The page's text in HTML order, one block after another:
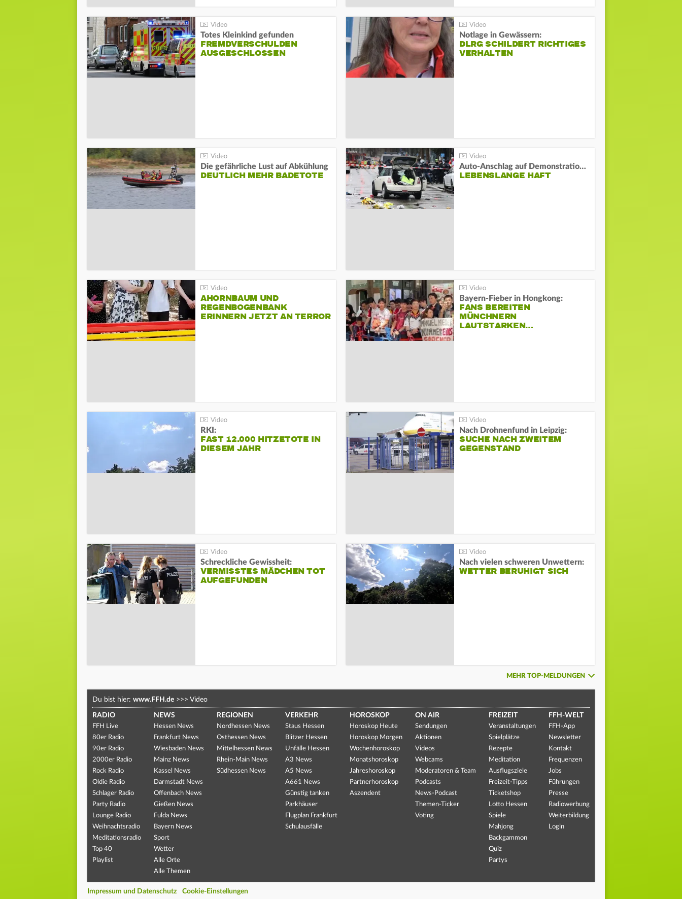
Totes Kleinkind gefunden
FREMDVERSCHULDEN
AUSGESCHLOSSEN
Notlage in Gewässern:
DLRG SCHILDERT RICHTIGES
VERHALTEN
Die gefährliche Lust auf Abkühlung
DEUTLICH MEHR BADETOTE
Auto-Anschlag auf Demonstration in München:
LEBENSLANGE HAFT
AHORNBAUM UND
REGENBOGENBANK
ERINNERN JETZT AN TERROR
Bayern-Fieber in Hongkong:
FANS BEREITEN
MÜNCHNERN
LAUTSTARKEN…
RKI:
FAST 12.000 HITZETOTE IN
DIESEM JAHR
Nach Drohnenfund in Leipzig:
SUCHE NACH ZWEITEM
GEGENSTAND
Schreckliche Gewissheit:
VERMISSTES MÄDCHEN TOT
AUFGEFUNDEN
Nach vielen schweren Unwettern:
WETTER BERUHIGT SICH
MEHR TOP-MELDUNGEN
Du bist hier: www.FFH.de >>> Video
RADIO
FFH Live
80er Radio
90er Radio
2000er Radio
Rock Radio
Oldie Radio
Schlager Radio
Party Radio
Lounge Radio
Weihnachtsradio
Meditationsradio
Top 40
Playlist
NEWS
Hessen News
Frankfurt News
Wiesbaden News
Mainz News
Kassel News
Darmstadt News
Offenbach News
Gießen News
Fulda News
Bayern News
Sport
Wetter
Alle Orte
Alle Themen
REGIONEN
Nordhessen News
Osthessen News
Mittelhessen News
Rhein-Main News
Südhessen News
VERKEHR
Staus Hessen
Blitzer Hessen
Unfälle Hessen
A3 News
A5 News
A661 News
Günstig tanken
Parkhäuser
Flugplan Frankfurt
Schulausfälle
HOROSKOP
Horoskop Heute
Horoskop Morgen
Wochenhoroskop
Monatshoroskop
Jahreshoroskop
Partnerhoroskop
Aszendent
ON AIR
Sendungen
Aktionen
Videos
Webcams
Moderatoren & Team
Podcasts
News-Podcast
Themen-Ticker
Voting
FREIZEIT
Veranstaltungen
Spielplätze
Rezepte
Meditation
Ausflugsziele
Freizeit-Tipps
Ticketshop
Lotto Hessen
Spiele
Mahjong
Backgammon
Quiz
Partys
FFH-WELT
FFH-App
Newsletter
Kontakt
Frequenzen
Jobs
Führungen
Presse
Radiowerbung
Weiterbildung
Login
Impressum und Datenschutz Cookie-Einstellungen